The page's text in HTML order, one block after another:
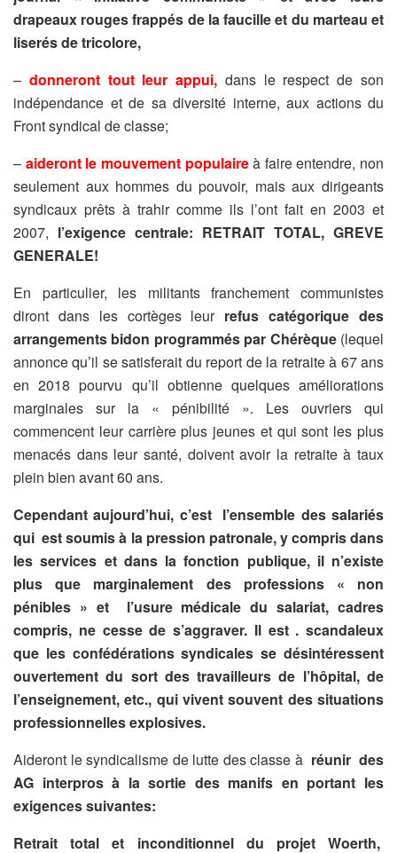
drapeaux rouges frappés de la faucille et du marteau et
liserés de tricolore,
– donneront tout leur appui, dans le respect de son
indépendance et de sa diversité interne, aux actions du
Front syndical de classe;
– aideront le mouvement populaireà faire entendre, non
seulement aux hommes du pouvoir, mais aux dirigeants
syndicaux prêts à trahir comme ils l’ont fait en 2003 et
2007, l’exigence centrale: RETRAIT TOTAL, GREVE
GENERALE!
En particulier, les militants franchement communistes
diront dans les cortèges leur refus catégorique des
arrangements bidon programmés par Chérèque(lequel
annonce qu’il se satisferait du report de la retraite à 67 ans
en 2018 pourvu qu’il obtienne quelques améliorations
marginales sur la « pénibilité ». Les ouvriers qui
commencent leur carrière plus jeunes et qui sont les plus
menacés dans leur santé, doivent avoir la retraite à taux
plein bien avant 60 ans.
Cependant aujourd’hui, c’est l’ensemble des salariés
qui est soumis à la pression patronale, y compris dans
les services et dans la fonction publique, il n’existe
plus que marginalement des professions « non
pénibles » et l’usure médicale du salariat, cadres
compris, ne cesse de s’aggraver. Il est . scandaleux
que les confédérations syndicales se désintéressent
ouvertement du sort des travailleurs de l’hôpital, de
l’enseignement, etc., qui vivent souvent des situations
professionnelles explosives.
Aideront le syndicalisme de lutte des classe à réunir des
AG interpros à la sortie des manifs en portant les
exigences suivantes:
Retrait total et inconditionnel du projet Woerth,